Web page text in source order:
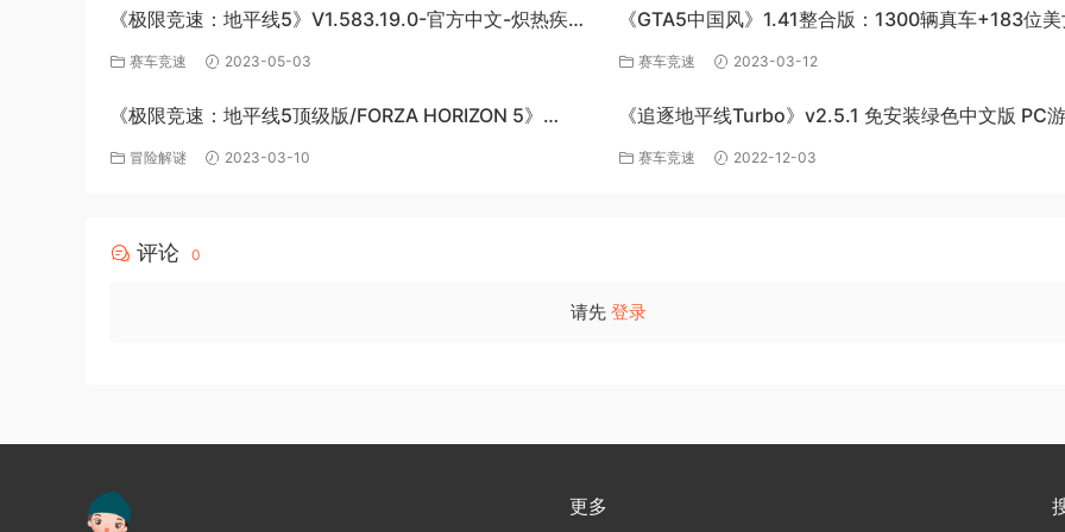
《极限竞速：地平线5》V1.583.19.0-官方中文-炽热疾风-
极速绽放+全DLC-PC版百度网盘资源
赛车竞速 2023-05-03
《GTA5中国风》1.41整合版：1300辆真车+183位美
英雄+200%存档下载（PC-百度网盘）
赛车竞速 2023-03-12
《极限竞速：地平线5顶级版/FORZA HORIZON 5》
v1.563.816+全DLC-PC百度网盘资源
冒险解谜 2023-03-10
《追逐地平线Turbo》v2.5.1 免安装绿色中文版 PC
百度网盘下载
赛车竞速 2022-12-03
评论 0
请先 登录
更多